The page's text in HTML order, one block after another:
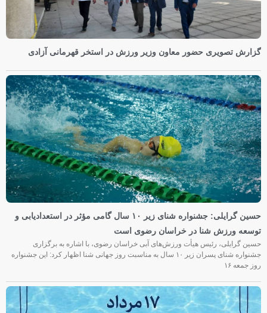
گزارش تصویری حضور معاون وزیر ورزش در استخر قهرمانی آزادی
حسین گرایلی: جشنواره شنای زیر ۱۰ سال گامی مؤثر در استعدادیابی و
توسعه ورزش شنا در خراسان رضوی است
حسین گرایلی، رئیس هیأت ورزش‌های آبی خراسان رضوی، با اشاره به برگزاری
جشنواره شنای پسران زیر ۱۰ سال به مناسبت روز جهانی شنا اظهار کرد: این جشنواره
روز جمعه‌ ۱۶